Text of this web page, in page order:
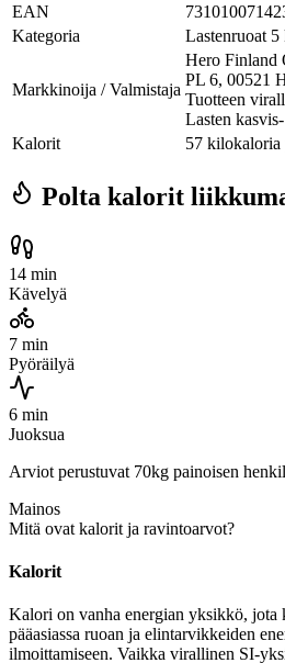
EAN
Kategoria
Lastenruoat 5
Markkinoija / Valmistaja
Hero Finland
PL 6, 00521
Tuotteen
Lasten
Kalorit
57 kilokaloria
Polta kalorit
14 min
Kävelyä
7 min
Pyöräilyä
6 min
Juoksua
Arviot perustuvat 70kg painoisen
Mainos
Mitä ovat kalorit ja ravintoarvot?
Kalorit
Kalori on vanha energian yksikkö, jota
pääasiassa ruoan ja elintarvikkeiden
ilmoittamiseen. Vaikka virallinen SI-